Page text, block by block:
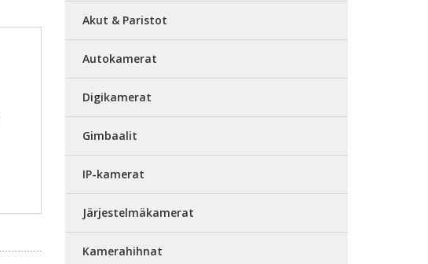
Akut & Paristot
Autokamerat
Digikamerat
Gimbaalit
IP-kamerat
Järjestelmäkamerat
Kamerahihnat